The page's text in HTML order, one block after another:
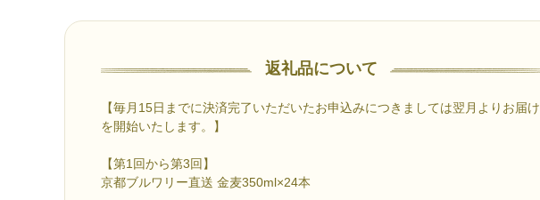
返礼品について
【毎月15日までに決済完了いただいたお申込みにつきましては翌月よりお届け
を開始いたします。】
【第1回から第3回】
京都ブルワリー直送 金麦350ml×24本